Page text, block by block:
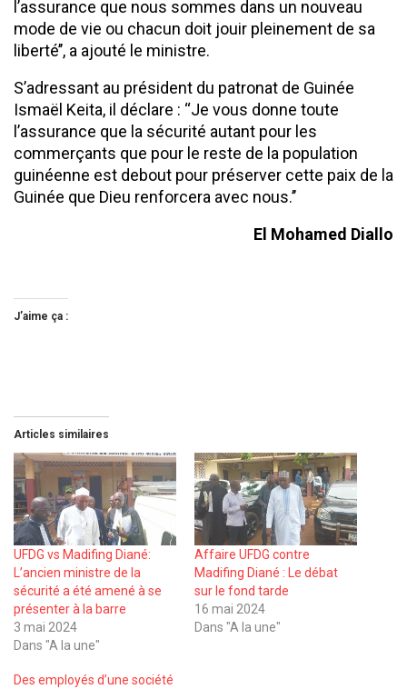
l’assurance que nous sommes dans un nouveau
mode de vie ou chacun doit jouir pleinement de sa
liberté’’, a ajouté le ministre.
S’adressant au président du patronat de Guinée
Ismaël Keita, il déclare : ‘‘Je vous donne toute
l’assurance que la sécurité autant pour les
commerçants que pour le reste de la population
guinéenne est debout pour préserver cette paix de la
Guinée que Dieu renforcera avec nous.’’
El Mohamed Diallo
J’aime ça :
Articles similaires
UFDG vs Madifing Diané:
L’ancien ministre de la
sécurité a été amené à se
présenter à la barre
3 mai 2024
Dans "A la une"
Affaire UFDG contre
Madifing Diané : Le débat
sur le fond tarde
16 mai 2024
Dans "A la une"
Des employés d’une société